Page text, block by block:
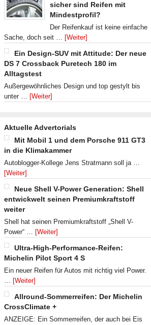
sicher sind Reifen mit
Mindestprofil?
Der Reifenkauf ist keine einfache
Sache, doch seit … [Weiter]
Ein Design-SUV mit Attitude: Der neue
DS 7 Crossback Puretech 180 im
Alltagstest
Außergewöhnliches Design und top gestylt bis
unter … [Weiter]
Aktuelle Advertorials
Mit Mobil 1 und dem Porsche 911 GT3
in die Klimakammer
Autoblogger-Kollege Jens Stratmann soll ja …
[Weiter]
Neue Shell V-Power Generation: Shell
entwickwelt seinen Premiumkraftstoff
weiter
Shell hat seinen Premiumkraftstoff „Shell V-
Power“ … [Weiter]
Ultra-High-Performance-Reifen:
Michelin Pilot Sport 4 S
Ein neuer Reifen für Autos mit richtig viel Power.
… [Weiter]
Allround-Sommerreifen: Der Michelin
CrossClimate +
ANZEIGE: Ein Sommerreifen, der auch bei Eis